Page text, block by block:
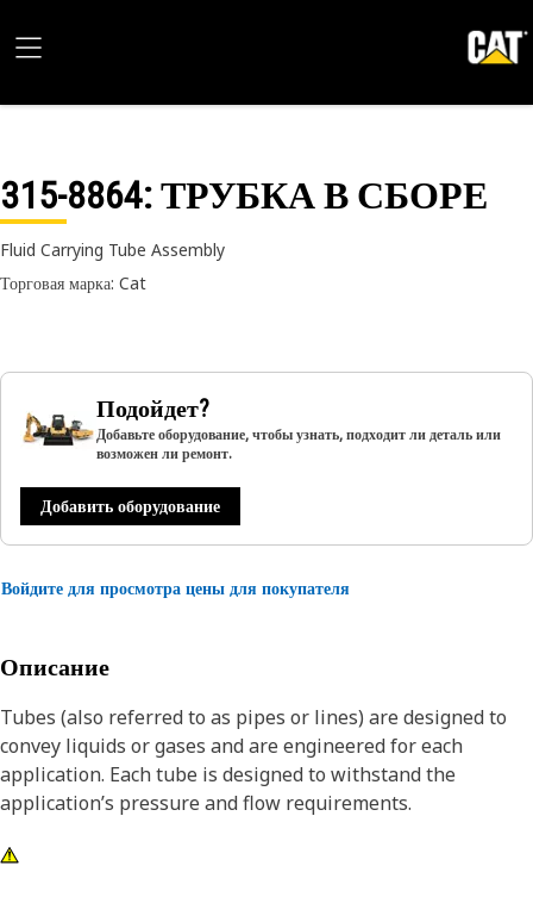
315-8864: ТРУБКА В СБОРЕ
Fluid Carrying Tube Assembly
Торговая марка: Cat
Подойдет?
Добавьте оборудование, чтобы узнать, подходит ли деталь или
возможен ли ремонт.
Добавить оборудование
Войдите для просмотра цены для покупателя
Описание
Tubes (also referred to as pipes or lines) are designed to
convey liquids or gases and are engineered for each
application. Each tube is designed to withstand the
application’s pressure and flow requirements.